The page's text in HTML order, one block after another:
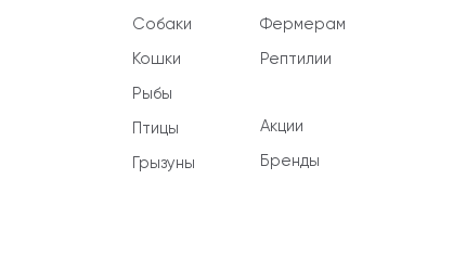
Собаки
Кошки
Рыбы
Птицы
Грызуны
Фермерам
Рептилии
Акции
Бренды